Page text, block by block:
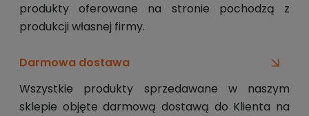
produkty oferowane na stronie pochodzą z
produkcji własnej firmy.
Darmowa dostawa
Wszystkie produkty sprzedawane w naszym
sklepie objęte darmową dostawą do Klienta na